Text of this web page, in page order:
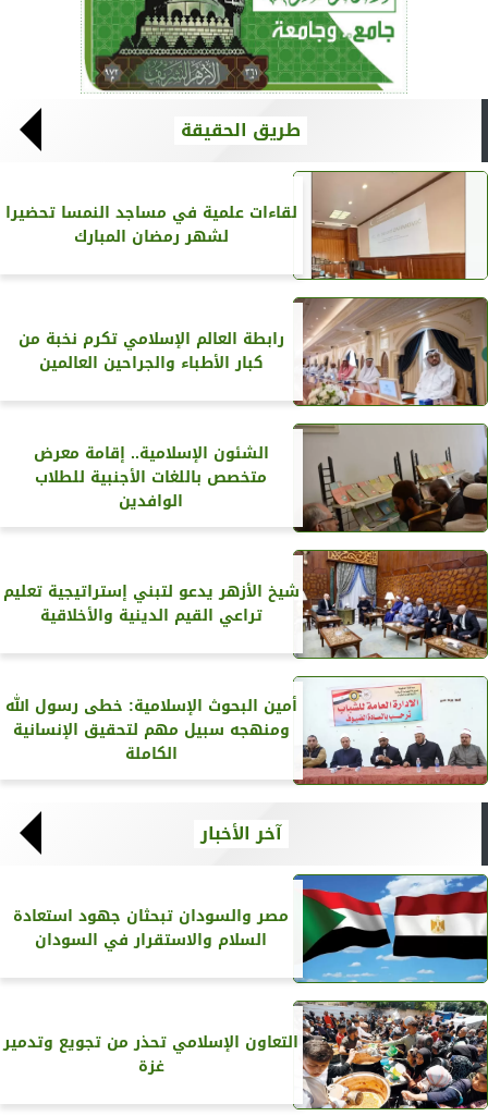
طريق الحقيقة
لقاءات علمية في مساجد النمسا تحضيرا
لشهر رمضان المبارك
رابطة العالم الإسلامي تكرم نخبة من
كبار الأطباء والجراحين العالمين
الشئون الإسلامية.. إقامة معرض
متخصص باللغات الأجنبية للطلاب
الوافدين
شيخ الأزهر يدعو لتبني إستراتيجية تعليم
تراعي القيم الدينية والأخلاقية
أمين البحوث الإسلامية: خطى رسول الله
ومنهجه سبيل مهم لتحقيق الإنسانية
الكاملة
آخر الأخبار
مصر والسودان تبحثان جهود استعادة
السلام والاستقرار في السودان
التعاون الإسلامي تحذر من تجويع وتدمير
غزة